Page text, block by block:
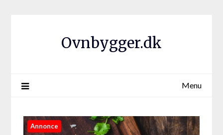
Ovnbygger.dk
Menu
Annonce